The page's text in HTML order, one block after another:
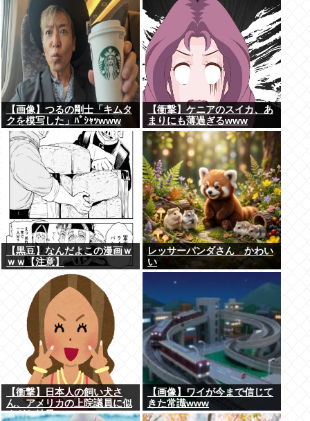
【画像】つるの剛士「キムタ
クを模写した」ﾊﾟｼｬｯwww
【衝撃】ケニアのスイカ、あ
まりにも薄過ぎるwww
【黒豆】なんだよこの漫画ｗ
ｗｗ【注意】
レッサーパンダさん かわい
い
【衝撃】日本人の飼い犬さ
ん、アメリカの上院議員に似
すぎた結果www
【画像】ワイが今まで信じて
きた常識www